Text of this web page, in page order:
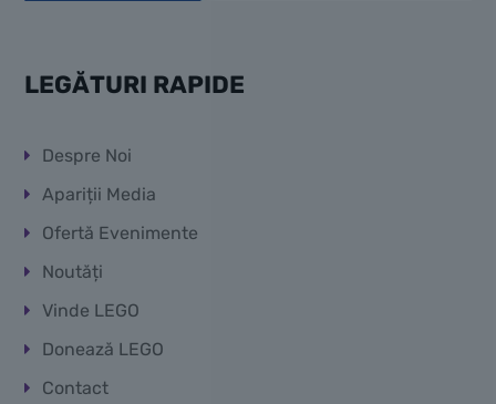
LEGĂTURI RAPIDE
Despre Noi
Apariții Media
Ofertă Evenimente
Noutăți
Vinde LEGO
Donează LEGO
Contact